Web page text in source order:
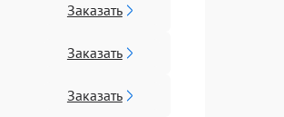
Заказать
Заказать
Заказать